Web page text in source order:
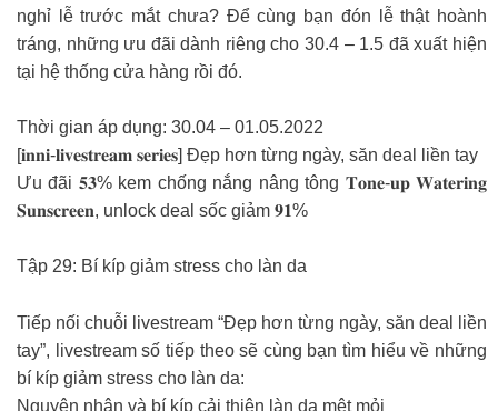
nghỉ lễ trước mắt chưa? Để cùng bạn đón lễ thật hoành
tráng, những ưu đãi dành riêng cho 30.4 – 1.5 đã xuất hiện
tại hệ thống cửa hàng rồi đó.
Thời gian áp dụng: 30.04 – 01.05.2022
[𝐢𝐧𝐧𝐢-𝐥𝐢𝐯𝐞𝐬𝐭𝐫𝐞𝐚𝐦 𝐬𝐞𝐫𝐢𝐞𝐬] Đẹp hơn từng ngày, săn deal liền tay
Ưu đãi 𝟓𝟑% kem chống nắng nâng tông 𝐓𝐨𝐧𝐞-𝐮𝐩 𝐖𝐚𝐭𝐞𝐫𝐢𝐧𝐠
𝐒𝐮𝐧𝐬𝐜𝐫𝐞𝐞𝐧, unlock deal sốc giảm 𝟗𝟏%
Tập 29: Bí kíp giảm stress cho làn da
Tiếp nối chuỗi livestream “Đẹp hơn từng ngày, săn deal liền
tay”, livestream số tiếp theo sẽ cùng bạn tìm hiểu về những
bí kíp giảm stress cho làn da:
Nguyên nhân và bí kíp cải thiện làn da mệt mỏi